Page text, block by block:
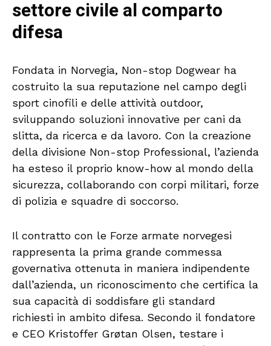
settore civile al comparto
difesa
Fondata in Norvegia, Non-stop Dogwear ha
costruito la sua reputazione nel campo degli
sport cinofili e delle attività outdoor,
sviluppando soluzioni innovative per cani da
slitta, da ricerca e da lavoro. Con la creazione
della divisione Non-stop Professional, l’azienda
ha esteso il proprio know-how al mondo della
sicurezza, collaborando con corpi militari, forze
di polizia e squadre di soccorso.
Il contratto con le Forze armate norvegesi
rappresenta la prima grande commessa
governativa ottenuta in maniera indipendente
dall’azienda, un riconoscimento che certifica la
sua capacità di soddisfare gli standard
richiesti in ambito difesa. Secondo il fondatore
e CEO Kristoffer Grøtan Olsen, testare i